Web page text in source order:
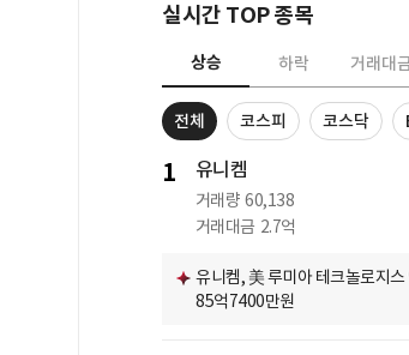
실시간 TOP 종목
상승 하락 거래대
전체 코스피 코스닥
1 유니켐
거래량 60,138
거래대금 2.7억
유니켐, 美 루미아 테크놀로지
85억7400만원